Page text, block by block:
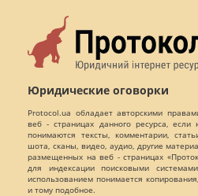
Юридические оговорки
Protocol.ua обладает авторскими
веб - страницах данного ресурса,
понимаются тексты, комментарии,
шота, сканы, видео, аудио, другие
размещенных на веб - страницах
для индексации поисковыми
использованием понимается
и тому подобное.